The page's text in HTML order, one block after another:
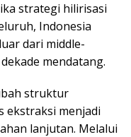
strategi hilirisasi
Indonesia
dari middle-
mendatang.
struktur
ekstraksi menjadi
lanjutan. Melalui